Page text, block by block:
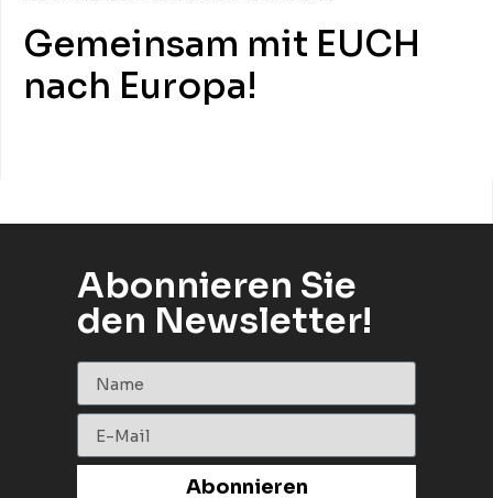
Gemeinsam mit EUCH
nach Europa!
Abonnieren Sie
den Newsletter!
Abonnieren